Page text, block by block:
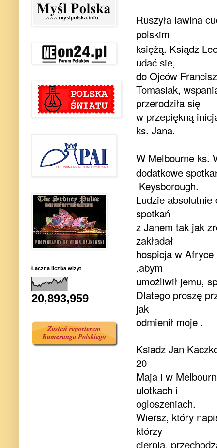
Ruszyła lawina
polskim
księżą. Ksiądz
udać sie,
do Ojców
Tomasiak,
przerodziła się
w przepiękną
ks. Jana.
W Melbourne ks.
dodatkowe
Keysborough.
Ludzie
spotkań
z Janem tak jak
zakładał
hospicja w
,abym
umożliwił jemu,
Dlatego proszę
jak
odmienił moje .
Ksiadz Jan
20
Maja i w
ulotkach i
ogloszeniach.
Wiersz, który
którzy
cierpią,
Łączna liczba wizyt
20,893,959